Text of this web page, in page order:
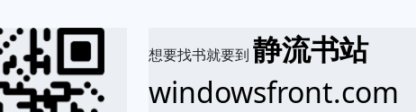
想要找书就要到静流书站
windowsfront.com